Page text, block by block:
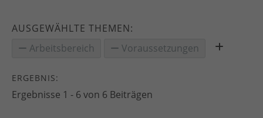
AUSGEWÄHLTE THEMEN:
Arbeitsbereich
Voraussetzungen
ERGEBNIS:
Ergebnisse 1 - 6 von 6 Beiträgen